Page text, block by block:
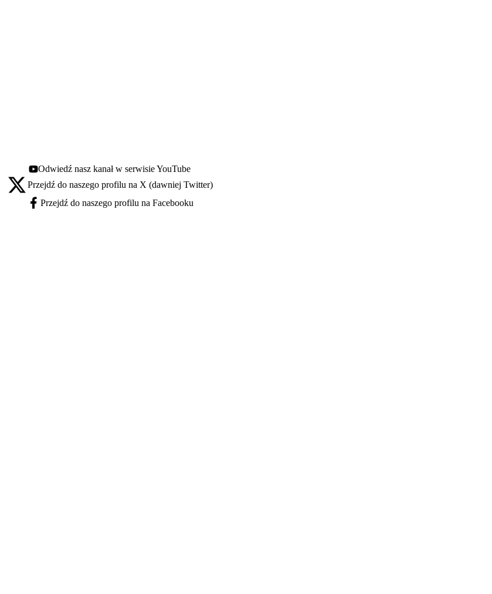
Youtube - otwiera się w nowej karcie
Odwiedź nasz kanał w serwisie YouTube
X - otwiera się w nowej karcie
Przejdź do naszego profilu na X (dawniej Twitter)
Facebook - otwiera się w nowej karcie
Przejdź do naszego profilu na Facebooku